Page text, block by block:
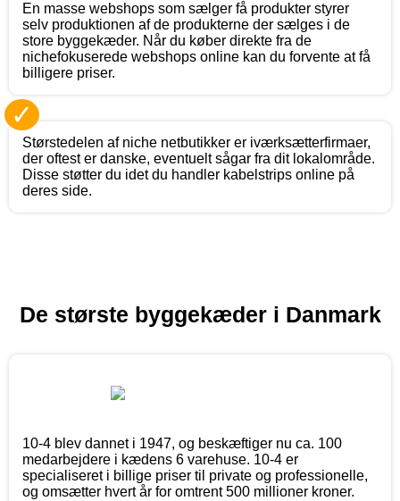
En masse webshops som sælger få produkter styrer
selv produktionen af de produkterne der sælges i de
store byggekæder. Når du køber direkte fra de
nichefokuserede webshops online kan du forvente at få
billigere priser.
✓
Størstedelen af niche netbutikker er iværksætterfirmaer,
der oftest er danske, eventuelt sågar fra dit lokalområde.
Disse støtter du idet du handler kabelstrips online på
deres side.
De største byggekæder i Danmark
10-4 blev dannet i 1947, og beskæftiger nu ca. 100
medarbejdere i kædens 6 varehuse. 10-4 er
specialiseret i billige priser til private og professionelle,
og omsætter hvert år for omtrent 500 millioner kroner.